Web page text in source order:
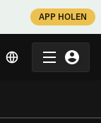
APP HOLEN